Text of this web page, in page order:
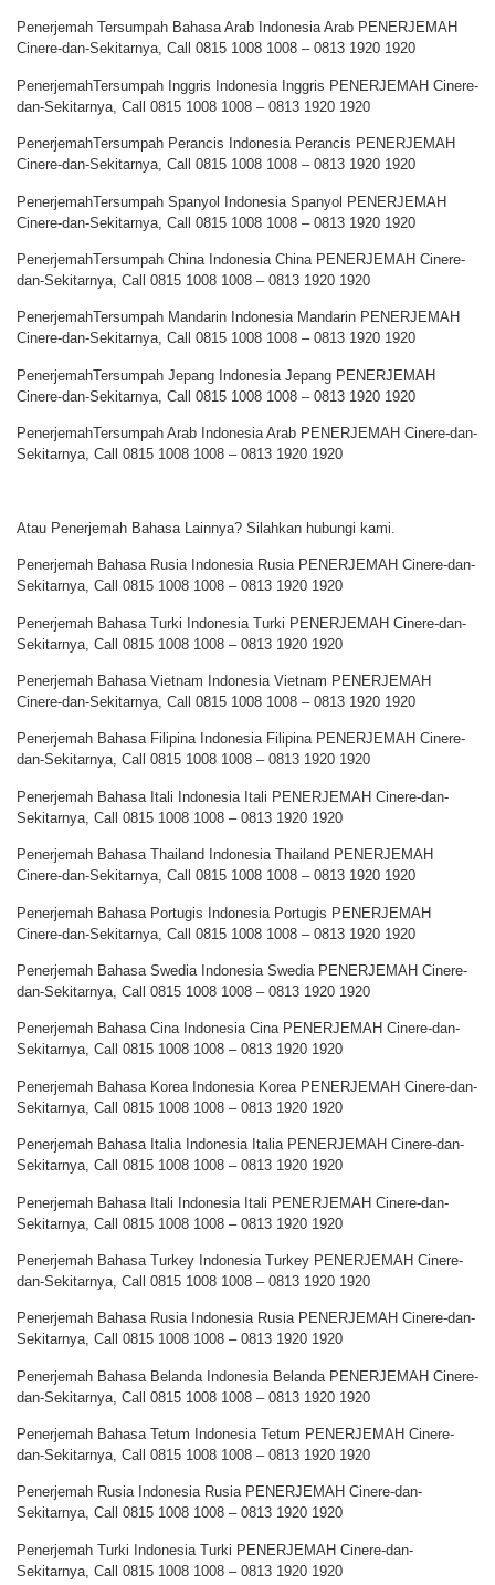
Penerjemah Tersumpah Bahasa Arab Indonesia Arab PENERJEMAH
Cinere-dan-Sekitarnya, Call 0815 1008 1008 – 0813 1920 1920
PenerjemahTersumpah Inggris Indonesia Inggris PENERJEMAH Cinere-
dan-Sekitarnya, Call 0815 1008 1008 – 0813 1920 1920
PenerjemahTersumpah Perancis Indonesia Perancis PENERJEMAH
Cinere-dan-Sekitarnya, Call 0815 1008 1008 – 0813 1920 1920
PenerjemahTersumpah Spanyol Indonesia Spanyol PENERJEMAH
Cinere-dan-Sekitarnya, Call 0815 1008 1008 – 0813 1920 1920
PenerjemahTersumpah China Indonesia China PENERJEMAH Cinere-
dan-Sekitarnya, Call 0815 1008 1008 – 0813 1920 1920
PenerjemahTersumpah Mandarin Indonesia Mandarin PENERJEMAH
Cinere-dan-Sekitarnya, Call 0815 1008 1008 – 0813 1920 1920
PenerjemahTersumpah Jepang Indonesia Jepang PENERJEMAH
Cinere-dan-Sekitarnya, Call 0815 1008 1008 – 0813 1920 1920
PenerjemahTersumpah Arab Indonesia Arab PENERJEMAH Cinere-dan-
Sekitarnya, Call 0815 1008 1008 – 0813 1920 1920
Atau Penerjemah Bahasa Lainnya? Silahkan hubungi kami.
Penerjemah Bahasa Rusia Indonesia Rusia PENERJEMAH Cinere-dan-
Sekitarnya, Call 0815 1008 1008 – 0813 1920 1920
Penerjemah Bahasa Turki Indonesia Turki PENERJEMAH Cinere-dan-
Sekitarnya, Call 0815 1008 1008 – 0813 1920 1920
Penerjemah Bahasa Vietnam Indonesia Vietnam PENERJEMAH
Cinere-dan-Sekitarnya, Call 0815 1008 1008 – 0813 1920 1920
Penerjemah Bahasa Filipina Indonesia Filipina PENERJEMAH Cinere-
dan-Sekitarnya, Call 0815 1008 1008 – 0813 1920 1920
Penerjemah Bahasa Itali Indonesia Itali PENERJEMAH Cinere-dan-
Sekitarnya, Call 0815 1008 1008 – 0813 1920 1920
Penerjemah Bahasa Thailand Indonesia Thailand PENERJEMAH
Cinere-dan-Sekitarnya, Call 0815 1008 1008 – 0813 1920 1920
Penerjemah Bahasa Portugis Indonesia Portugis PENERJEMAH
Cinere-dan-Sekitarnya, Call 0815 1008 1008 – 0813 1920 1920
Penerjemah Bahasa Swedia Indonesia Swedia PENERJEMAH Cinere-
dan-Sekitarnya, Call 0815 1008 1008 – 0813 1920 1920
Penerjemah Bahasa Cina Indonesia Cina PENERJEMAH Cinere-dan-
Sekitarnya, Call 0815 1008 1008 – 0813 1920 1920
Penerjemah Bahasa Korea Indonesia Korea PENERJEMAH Cinere-dan-
Sekitarnya, Call 0815 1008 1008 – 0813 1920 1920
Penerjemah Bahasa Italia Indonesia Italia PENERJEMAH Cinere-dan-
Sekitarnya, Call 0815 1008 1008 – 0813 1920 1920
Penerjemah Bahasa Itali Indonesia Itali PENERJEMAH Cinere-dan-
Sekitarnya, Call 0815 1008 1008 – 0813 1920 1920
Penerjemah Bahasa Turkey Indonesia Turkey PENERJEMAH Cinere-
dan-Sekitarnya, Call 0815 1008 1008 – 0813 1920 1920
Penerjemah Bahasa Rusia Indonesia Rusia PENERJEMAH Cinere-dan-
Sekitarnya, Call 0815 1008 1008 – 0813 1920 1920
Penerjemah Bahasa Belanda Indonesia Belanda PENERJEMAH Cinere-
dan-Sekitarnya, Call 0815 1008 1008 – 0813 1920 1920
Penerjemah Bahasa Tetum Indonesia Tetum PENERJEMAH Cinere-
dan-Sekitarnya, Call 0815 1008 1008 – 0813 1920 1920
Penerjemah Rusia Indonesia Rusia PENERJEMAH Cinere-dan-
Sekitarnya, Call 0815 1008 1008 – 0813 1920 1920
Penerjemah Turki Indonesia Turki PENERJEMAH Cinere-dan-
Sekitarnya, Call 0815 1008 1008 – 0813 1920 1920